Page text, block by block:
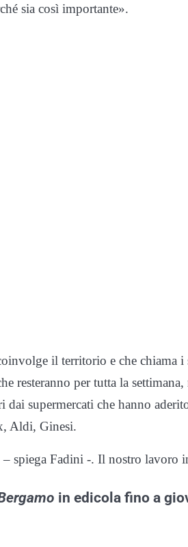
sia così importante».
il territorio e che chiama i
resteranno per tutta la
dai supermercati che hanno
Aldi, Ginesi.
– spiega Fadini -. Il nostro
in edicola fino a